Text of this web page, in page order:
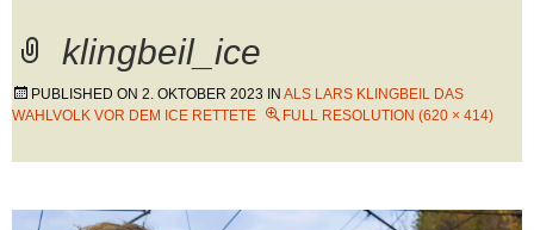
klingbeil_ice
PUBLISHED ON 2. OKTOBER 2023 IN ALS LARS KLINGBEIL DAS
WAHLVOLK VOR DEM ICE RETTETE
FULL RESOLUTION (620 × 414)